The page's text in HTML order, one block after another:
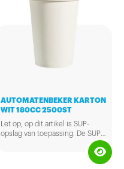
kartonnen bekers die een dunne
(bio) plastic coating bevatten.
Meer informatie hierover kunt u
www.afvalfondsverpakkingen.nl.
houden wordt de SUP-opslag in
AUTOMATENBEKER KARTON
WIT 180CC 2500ST
Let op, op dit artikel is SUP-
opslag van toepassing. De SUP-
eenmalig gebruik, die deels of